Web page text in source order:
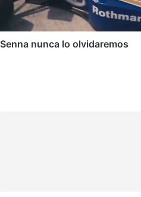
nunca lo olvidaremos